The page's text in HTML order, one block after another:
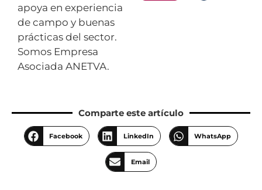
apoya en experiencia
de campo y buenas
prácticas del sector.
Somos Empresa
Asociada ANETVA.
Comparte este artículo
Facebook LinkedIn WhatsApp
Email